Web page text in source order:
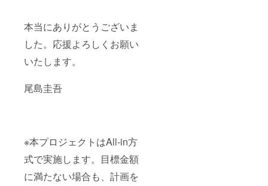
本当にありがとうございま
した。応援よろしくお願い
いたします。
尾島圭吾
※本プロジェクトはAll-in方
式で実施します。目標金額
に満たない場合も、計画を